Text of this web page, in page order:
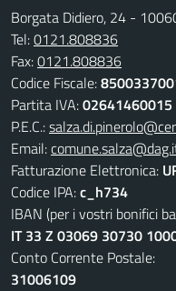
Borgata Didiero, 24 -
Tel:0121.808836
Fax:0121.808836
Codice Fiscale:
Partita IVA:02641460015
P.E.C.:
Email:
Fatturazione Elettronica:
Codice IPA:c_h734
IBAN (per i vostri bonifici
IT 33 Z 03069 30730
Conto Corrente Postale:
31006109